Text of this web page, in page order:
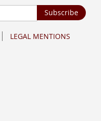
Subscribe
LEGAL MENTIONS